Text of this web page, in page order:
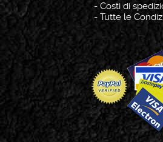
-Costi di
-Tutte le